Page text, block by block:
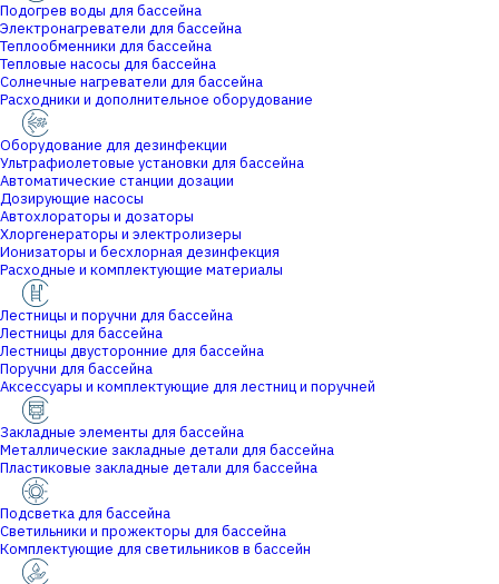
Подогрев воды для бассейна
Электронагреватели для бассейна
Теплообменники для бассейна
Тепловые насосы для бассейна
Солнечные нагреватели для бассейна
Расходники и дополнительное оборудование
Оборудование для дезинфекции
Ультрафиолетовые установки для бассейна
Автоматические станции дозации
Дозирующие насосы
Автохлораторы и дозаторы
Хлоргенераторы и электролизеры
Ионизаторы и бесхлорная дезинфекция
Расходные и комплектующие материалы
Лестницы и поручни для бассейна
Лестницы для бассейна
Лестницы двусторонние для бассейна
Поручни для бассейна
Аксессуары и комплектующие для лестниц и поручней
Закладные элементы для бассейна
Металлические закладные детали для бассейна
Пластиковые закладные детали для бассейна
Подсветка для бассейна
Светильники и прожекторы для бассейна
Комплектующие для светильников в бассейн